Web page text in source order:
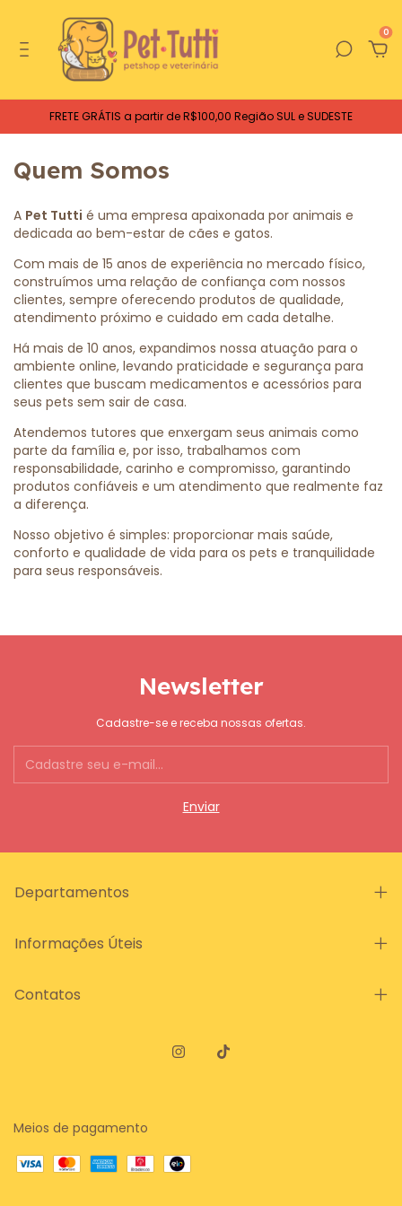
0
FRETE GRÁTIS a partir de R$100,00 Região SUL e SUDESTE
Quem Somos
A Pet Tutti é uma empresa apaixonada por animais e
dedicada ao bem-estar de cães e gatos.
Com mais de 15 anos de experiência no mercado físico,
construímos uma relação de confiança com nossos
clientes, sempre oferecendo produtos de qualidade,
atendimento próximo e cuidado em cada detalhe.
Há mais de 10 anos, expandimos nossa atuação para o
ambiente online, levando praticidade e segurança para
clientes que buscam medicamentos e acessórios para
seus pets sem sair de casa.
Atendemos tutores que enxergam seus animais como
parte da família e, por isso, trabalhamos com
responsabilidade, carinho e compromisso, garantindo
produtos confiáveis e um atendimento que realmente faz
a diferença.
Nosso objetivo é simples: proporcionar mais saúde,
conforto e qualidade de vida para os pets e tranquilidade
para seus responsáveis.
Newsletter
Cadastre-se e receba nossas ofertas.
Departamentos
Informações Úteis
Contatos
Meios de pagamento